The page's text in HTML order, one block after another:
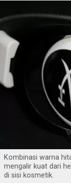
Kombinasi warna
mengalir kuat dari
di sisi kosmetik.